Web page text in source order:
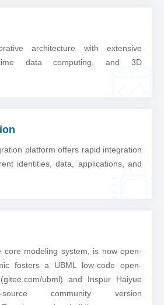
architecture with extensive
time data computing, and 3D
platform offers rapid integration
identities, data, applications, and
core modeling system, is now open-
fosters a UBML low-code open-
ubml) and Inspur Haiyue
source community version